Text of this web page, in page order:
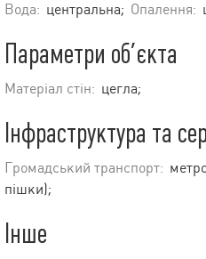
Вода: центральна; Опалення:
Параметри об’єкта
Матеріал стін: цегла;
Інфраструктура та
Громадський транспорт:
пішки);
Інше